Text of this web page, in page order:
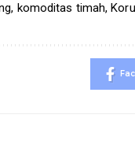
, komoditas timah,